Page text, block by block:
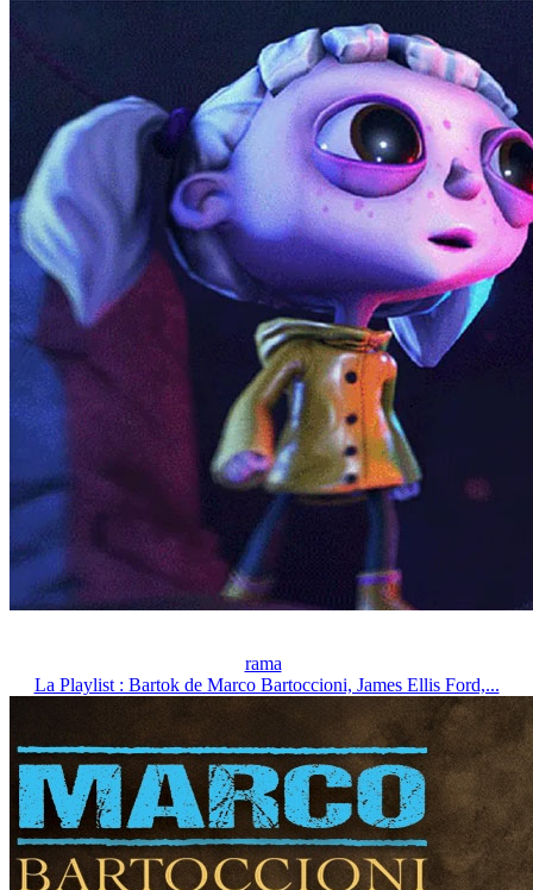
rama
La Playlist : Bartok de Marco Bartoccioni, James Ellis Ford,...